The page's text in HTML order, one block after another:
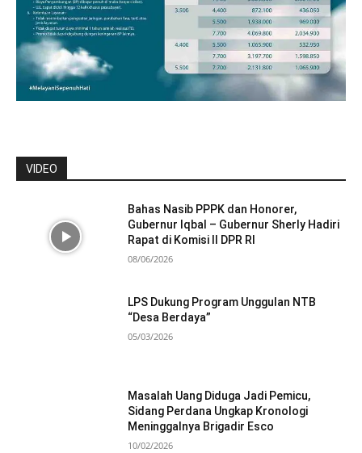
VIDEO
Bahas Nasib PPPK dan Honorer,
Gubernur Iqbal – Gubernur Sherly Hadiri
Rapat di Komisi II DPR RI
08/06/2026
LPS Dukung Program Unggulan NTB
“Desa Berdaya”
05/03/2026
Masalah Uang Diduga Jadi Pemicu,
Sidang Perdana Ungkap Kronologi
Meninggalnya Brigadir Esco
10/02/2026